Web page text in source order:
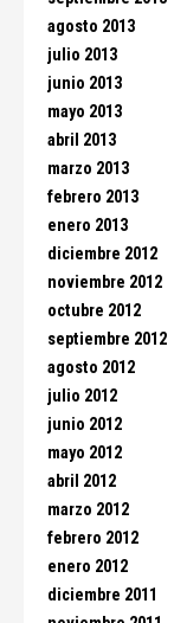
agosto 2013
julio 2013
junio 2013
mayo 2013
abril 2013
marzo 2013
febrero 2013
enero 2013
diciembre 2012
noviembre 2012
octubre 2012
septiembre 2012
agosto 2012
julio 2012
junio 2012
mayo 2012
abril 2012
marzo 2012
febrero 2012
enero 2012
diciembre 2011